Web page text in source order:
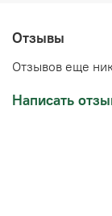
Отзывы
Отзывов еще
Написать